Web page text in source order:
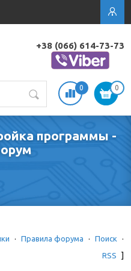
+38 (066) 614-73-73
0 0
программы -
· Правила форума · Поиск
·
RSS
]